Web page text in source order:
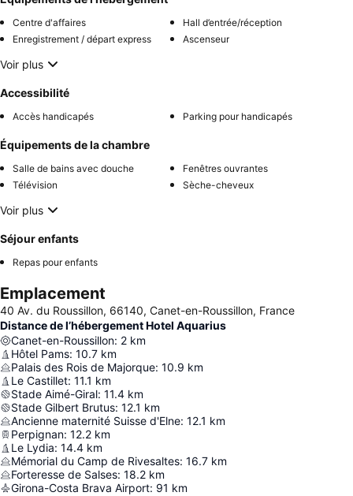
Centre d'affaires
Hall d’entrée/réception
Enregistrement / départ express
Ascenseur
Voir plus
Accessibilité
Accès handicapés Parking pour handicapés
Équipements de la chambre
Salle de bains avec douche
Fenêtres ouvrantes
Télévision
Sèche-cheveux
Voir plus
Séjour enfants
Repas pour enfants
Emplacement
40 Av. du Roussillon, 66140, Canet-en-Roussillon, France
Distance de l’hébergement Hotel Aquarius
Canet-en-Roussillon: 2 km
Hôtel Pams: 10.7 km
Palais des Rois de Majorque: 10.9 km
Le Castillet: 11.1 km
Stade Aimé-Giral: 11.4 km
Stade Gilbert Brutus: 12.1 km
Ancienne maternité Suisse d'Elne: 12.1 km
Perpignan: 12.2 km
Le Lydia: 14.4 km
Mémorial du Camp de Rivesaltes: 16.7 km
Forteresse de Salses: 18.2 km
Girona-Costa Brava Airport: 91 km